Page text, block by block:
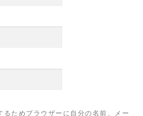
るためブラウザーに自分の名前、メー